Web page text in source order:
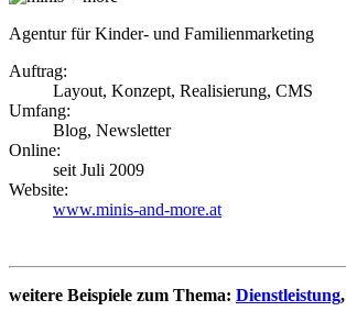
Agentur für Kinder- und Familienmarketing
Auftrag:
Layout, Konzept, Realisierung, CMS
Umfang:
Blog, Newsletter
Online:
seit Juli 2009
Website:
www.minis-and-more.at
weitere Beispiele zum Thema: Dienstleistung,